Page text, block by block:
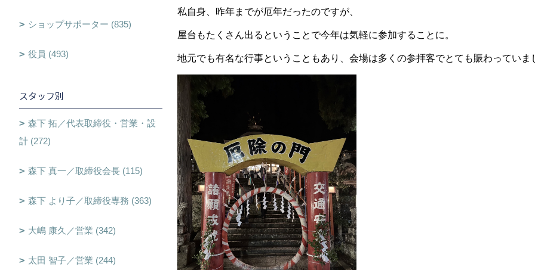
私自身、昨年までが厄年だったのですが、
屋台もたくさん出るということで今年は気軽に参加することに。
地元でも有名な行事ということもあり、会場は多くの参拝客でとても賑わっていま
ショップサポーター (835)
役員 (493)
スタッフ別
森下 拓／代表取締役・営業・設
計 (272)
森下 真一／取締役会長 (115)
森下 より子／取締役専務 (363)
大嶋 康久／営業 (342)
太田 智子／営業 (244)